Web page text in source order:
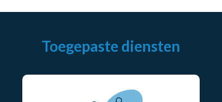
Toegepaste diensten